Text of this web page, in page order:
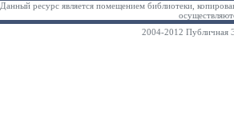
Данный ресурс является помещением библиотеки,
2004-2012 Публичная